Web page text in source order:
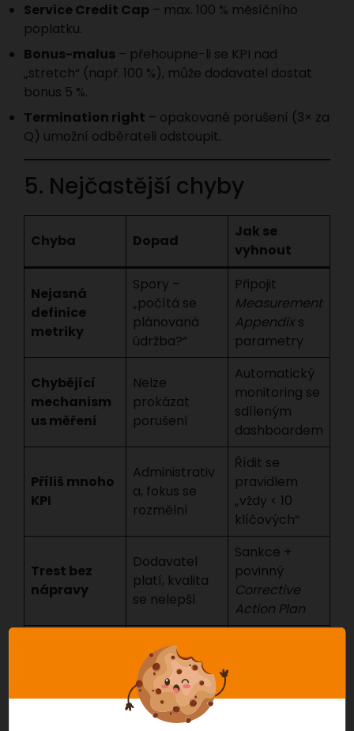
Service Credit Cap – max. 100 % měsíčního
poplatku.
Bonus-malus – přehoupne-li se KPI nad
„stretch“ (např. 100 %), může dodavatel dostat
bonus 5 %.
Termination right – opakované porušení (3× za
Q) umožní odběrateli odstoupit.
5. Nejčastější chyby
Chyba Dopad
Jak se
vyhnout
Nejasná
definice
metriky
Spory –
„počítá se
plánovaná
údržba?“
Připojit
Measurement
Appendixs
parametry
Chybějící
mechanism
us měření
Nelze
prokázat
porušení
Automatický
monitoring se
sdíleným
dashboardem
Příliš mnoho
KPI
Administrativ
a, fokus se
rozmělní
Řídit se
pravidlem
„vždy < 10
klíčových“
Trest bez
nápravy
Dodavatel
platí, kvalita
se nelepší
Sankce +
povinný
Corrective
Action Plan
kontraktem
Právní
nevymahatel
nost
smlouvy,